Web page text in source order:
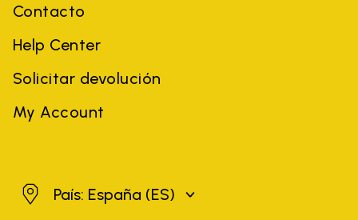
Contacto
Help Center
Solicitar devolución
My Account
EspañaPaís: España (ES)